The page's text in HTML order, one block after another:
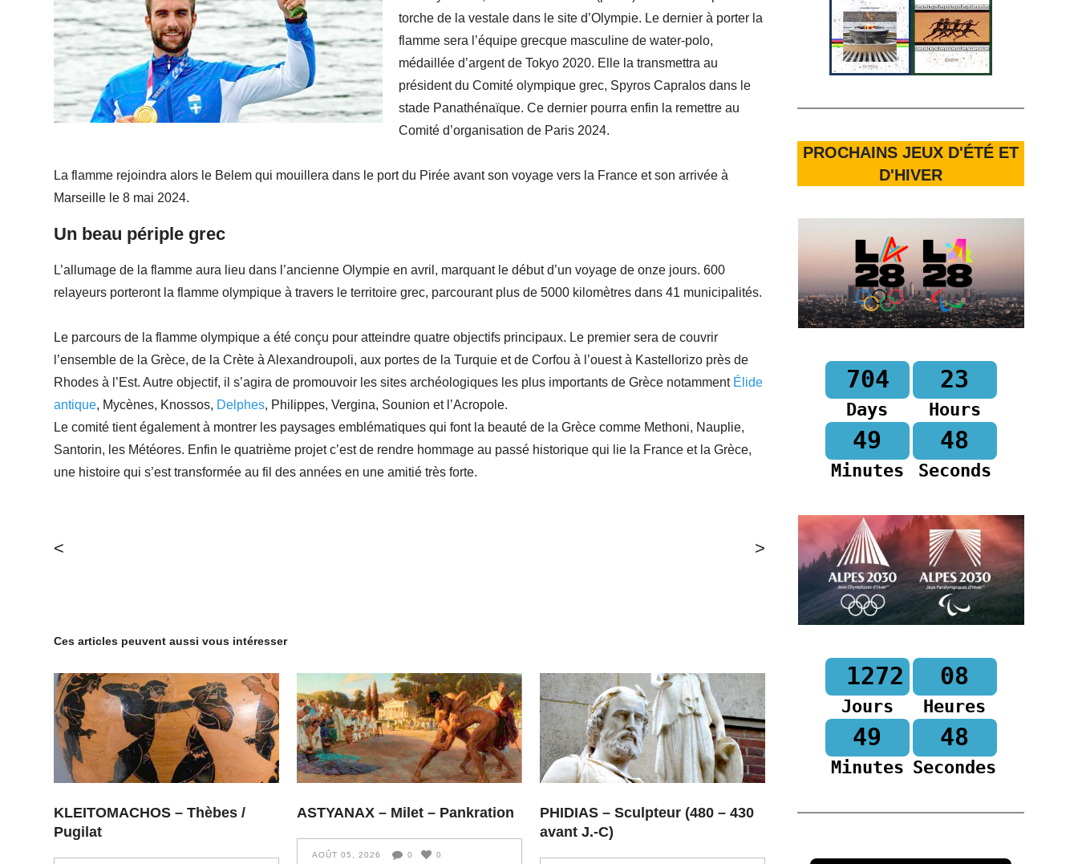
torche de la vestale dans le site d’Olympie. Le dernier à porter la
flamme sera l’équipe grecque masculine de water-polo,
médaillée d’argent de Tokyo 2020. Elle la transmettra au
président du Comité olympique grec, Spyros Capralos dans le
stade Panathénaïque. Ce dernier pourra enfin la remettre au
Comité d’organisation de Paris 2024.
La flamme rejoindra alors le Belem qui mouillera dans le port du Pirée avant son voyage vers la France et son arrivée à
Marseille le 8 mai 2024.
Un beau périple grec
L’allumage de la flamme aura lieu dans l’ancienne Olympie en avril, marquant le début d’un voyage de onze jours. 600
relayeurs porteront la flamme olympique à travers le territoire grec, parcourant plus de 5000 kilomètres dans 41 municipalités.
Le parcours de la flamme olympique a été conçu pour atteindre quatre objectifs principaux. Le premier sera de couvrir
l’ensemble de la Grèce, de la Crète à Alexandroupoli, aux portes de la Turquie et de Corfou à l’ouest à Kastellorizo près de
Rhodes à l’Est. Autre objectif, il s’agira de promouvoir les sites archéologiques les plus importants de Grèce notamment Élide
antique, Mycènes, Knossos, Delphes, Philippes, Vergina, Sounion et l’Acropole.
Le comité tient également à montrer les paysages emblématiques qui font la beauté de la Grèce comme Methoni, Nauplie,
Santorin, les Météores. Enfin le quatrième projet c’est de rendre hommage au passé historique qui lie la France et la Grèce,
une histoire qui s’est transformée au fil des années en une amitié très forte.
< >
Ces articles peuvent aussi vous intéresser
KLEITOMACHOS – Thèbes /
Pugilat
ASTYANAX – Milet – Pankration
AOÛT 05, 2026 0 0
PHIDIAS – Sculpteur (480 – 430
avant J.-C)
PROCHAINS JEUX D'ÉTÉ ET
D'HIVER
704
Days
23
Hours
49
Minutes
47
Seconds
1272
Jours
08
Heures
49
Minutes
47
Secondes